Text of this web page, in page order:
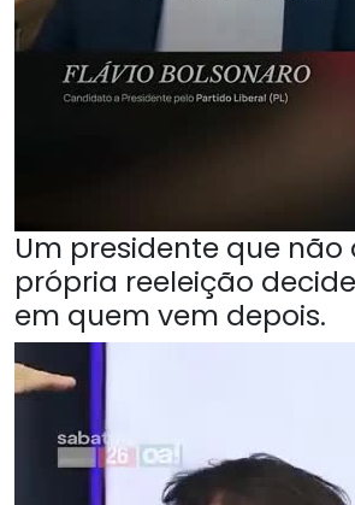
Um presidente que não
própria reeleição
em quem vem depois.